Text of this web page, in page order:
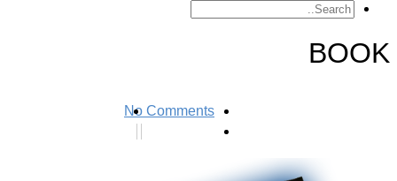
BOOK
No Comments